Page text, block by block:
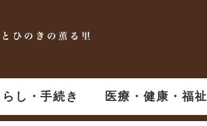
らし・手続き 医療・健康・福祉